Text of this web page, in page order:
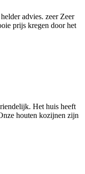
advies. zeer Zeer
prijs kregen door het
Het huis heeft
houten kozijnen zijn